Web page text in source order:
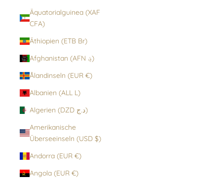
Äquatorialguinea (XAF
CFA)
Äthiopien (ETB Br)
Afghanistan (AFN ؋)
Ålandinseln (EUR €)
Albanien (ALL L)
Algerien (DZD د.ج)
Amerikanische
Überseeinseln (USD $)
Andorra (EUR €)
Angola (EUR €)